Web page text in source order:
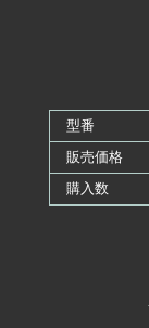
型番
販売価格
購入数